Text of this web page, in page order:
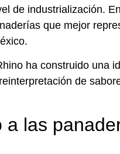
de industrialización.
que mejor
ha construido una
de
a las